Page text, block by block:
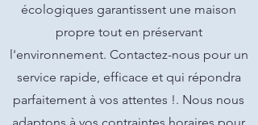
écologiques garantissent une maison
propre tout en préservant
l'environnement. Contactez-nous pour un
service rapide, efficace et qui répondra
parfaitement à vos attentes !. Nous nous